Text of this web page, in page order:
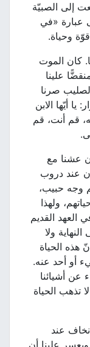
إلى الصبيّة
«في
وحياة.
كان الموت
علينا
صرنا
أيّها الابن
قم أنت، قم
عشنا مع
عند دروب
حبيب،
ولهذا
القديم
ولا
الحياة
أو أحد عنه.
أشيائنا
تذهب الحياة
عند